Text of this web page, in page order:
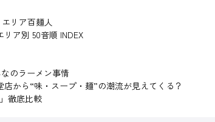
リア百麺人
ア別 50音順 INDEX
のラーメン事情
店から“味・スープ・麺”の潮流が見えてくる？
徹底比較